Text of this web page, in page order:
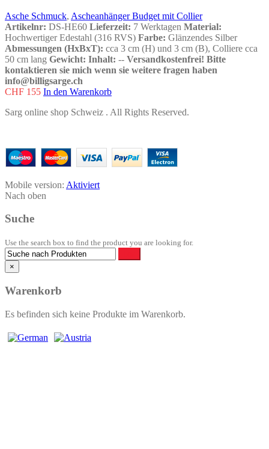
Asche Schmuck, Ascheanhänger Budget mit Collier
Artikelnr: DS-HE60 Lieferzeit: 7 Werktagen Material:
Hochwertiger Edestahl (316 RVS) Farbe: Glänzendes Silber
Abmessungen (HxBxT): cca 3 cm (H) und 3 cm (B), Colliere cca
50 cm lang Gewicht: Inhalt: -- Versandkostenfrei! Bitte
kontaktieren sie mich wenn sie weitere fragen haben
info@billigsarge.ch
CHF 155 In den Warenkorb
Sarg online shop Schweiz . All Rights Reserved.
Mobile version: Aktiviert
Nach oben
Suche
Use the search box to find the product you are looking for.
×
Warenkorb
Es befinden sich keine Produkte im Warenkorb.